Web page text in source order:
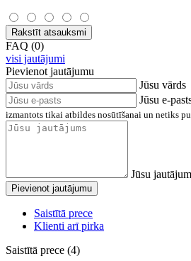
Rakstīt atsauksmi
FAQ (0)
visi jautājumi
Pievienot jautājumu
Jūsu vārds
Jūsu e-
izmantots tikai atbildes nosūtīšanai un netiks
Jūsu
Pievienot jautājumu
Saistītā prece
Klienti arī pirka
Saistītā prece (4)